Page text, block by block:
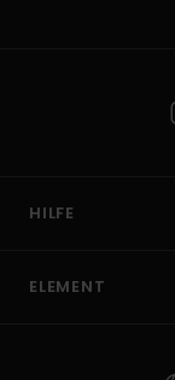
HILFE
ELEMENT